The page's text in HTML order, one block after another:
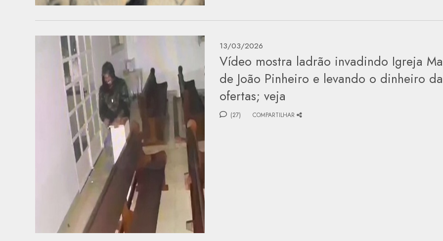
13/03/2026
Vídeo mostra ladrão invadindo Igreja
de João Pinheiro e levando o dinheiro
ofertas; veja
(27) COMPARTILHAR